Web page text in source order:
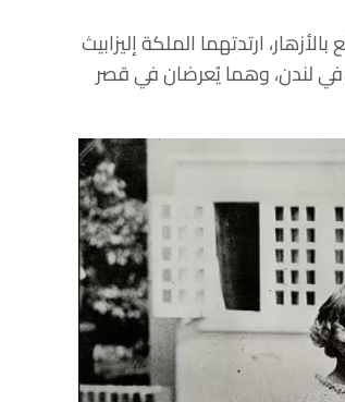
ارتدتهما الملكة إليزابيث
عام 1936 عندما كانتا طفلتين في لندن، وهما يُعرضان في قصر